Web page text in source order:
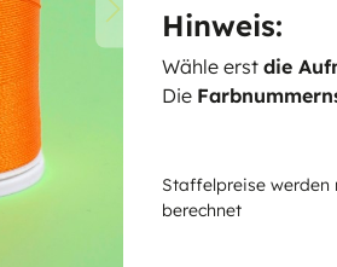
Hinweis:
Wähle erst die
Die
Staffelpreise werden
berechnet